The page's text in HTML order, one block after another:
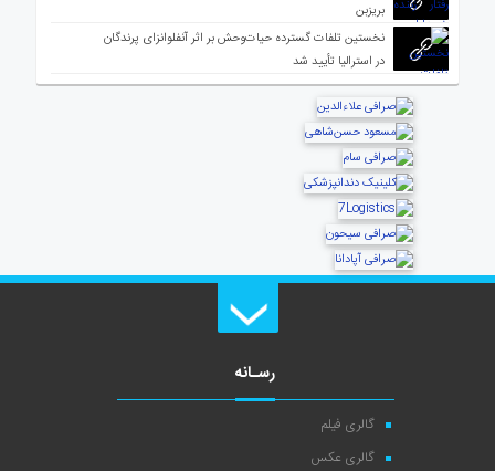
بریزبن
نخستین تلفات گسترده حیات‌وحش بر اثر آنفلوانزای پرندگان
در استرالیا تأیید شد
رسـانه
گالری فیلم
گالری عکس